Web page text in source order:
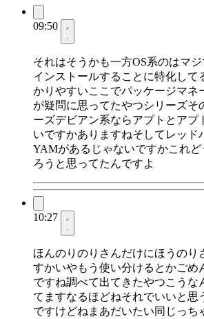
09:50
それはそうかも一方OS系のはマ
インストールすることに特化して
かりやすいここでパッケージマネ
が疑問に思ってたやつシリーズそ
ーズデビアン系ならアプトとアプ
いですかありますねそしてレッド
YAMがあるじゃないですかこれ
ろうと思ってたんですよ
10:27
ほんのりのりさんだけにほうのり
すかいやもう使い分けるとかごめ
ですね調べて出てきたやつこうな
てますなるほどねそれでいいと思
ですけどねまあだいたい同じっち